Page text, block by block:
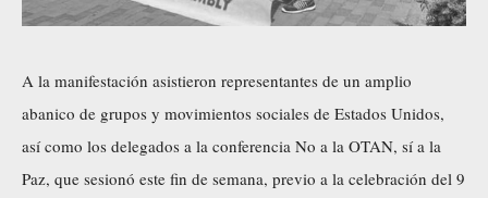
A la manifestación asistieron representantes de un amplio
abanico de grupos y movimientos sociales de Estados Unidos,
así como los delegados a la conferencia No a la OTAN, sí a la
Paz, que sesionó este fin de semana, previo a la celebración del 9